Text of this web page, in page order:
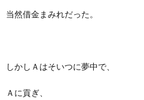
当然借金まみれだった。
しかしＡはそいつに夢中で、
Ａに貢ぎ、